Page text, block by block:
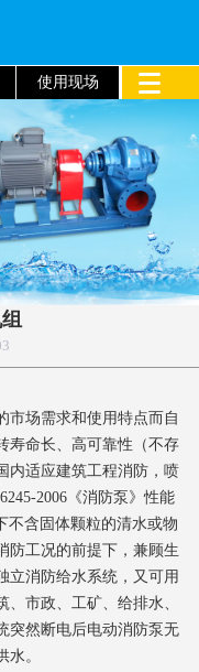
使用现场
市场需求和使用特点而自
寿命长、高可靠性（不存
内适应建筑工程消防，喷
2006《消防泵》性能
不含固体颗粒的清水或物
防工况的前提下，兼顾生
立消防给水系统，又可用
市政、工矿、给排水、
突然断电后电动消防泵无
。